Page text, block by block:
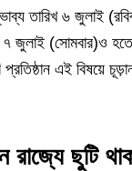
তারিখ ৬ জুলাই
৭ জুলাই (সোমবার)ও
এই বিষয়ে
ছুটি